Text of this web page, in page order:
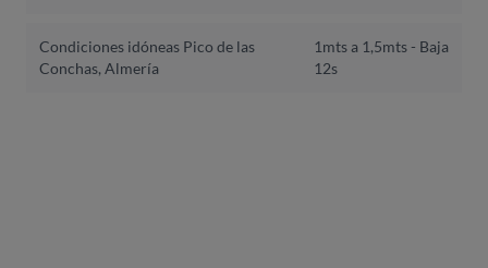
Condiciones idóneas Pico de las
Conchas, Almería
1mts a 1,5mts -
12s
Baja